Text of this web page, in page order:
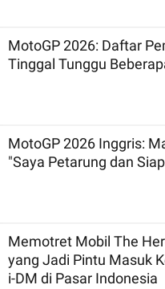
MotoGP 2026: Daftar
Tinggal Tunggu
MotoGP 2026 Inggris:
"Saya Petarung dan
Memotret Mobil The
yang Jadi Pintu Masuk
i-DM di Pasar Indonesia